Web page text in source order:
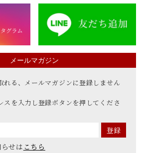
メールマガジン
れる、メールマガジンに登録しません
スを入力し登録ボタンを押してくださ
せは こちら